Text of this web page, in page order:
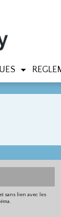
sans lien avec les